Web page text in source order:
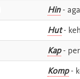
Hin-
Hut-
Kap-
Komp-